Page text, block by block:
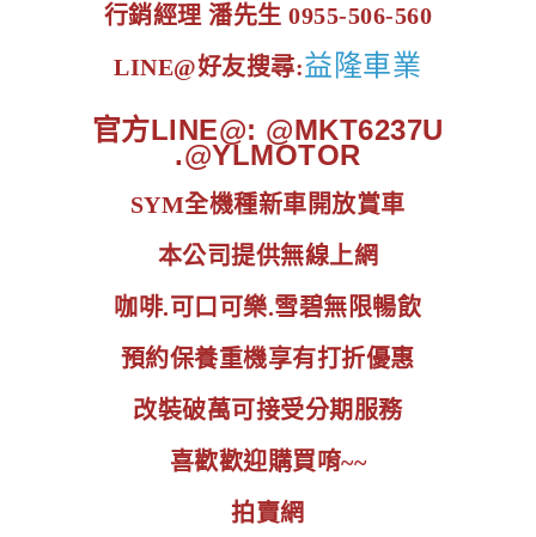
行銷經理 潘先生 0955-506-560
LINE@好友搜尋:益隆車業
官方LINE@: @MKT6237U
.@YLMOTOR
SYM全機種新車開放賞車
本公司提供無線上網
咖啡.可口可樂.雪碧無限暢飲
預約保養重機享有打折優惠
改裝破萬可接受分期服務
喜歡歡迎購買唷~~
拍賣網